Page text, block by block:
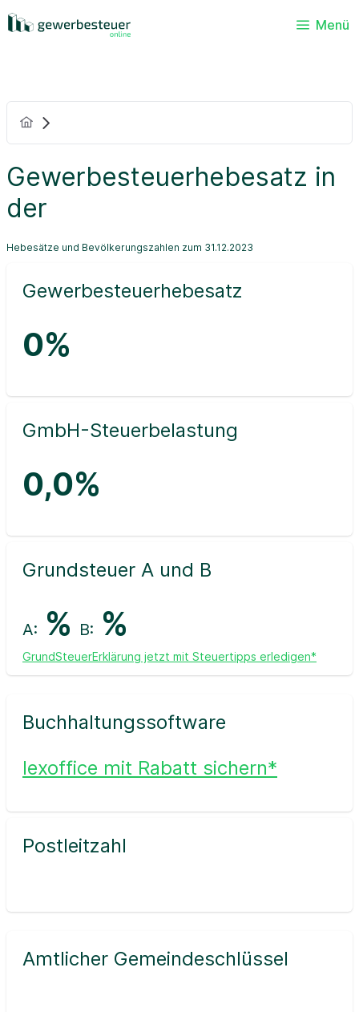
Menü
Gewerbesteuerhebesatz in
der
Hebesätze und Bevölkerungszahlen zum 31.12.2023
Gewerbesteuerhebesatz
0%
GmbH-Steuerbelastung
0,0%
Grundsteuer A und B
A: % B: %
GrundSteuerErklärung jetzt mit Steuertipps erledigen*
Buchhaltungssoftware
lexoffice mit Rabatt sichern*
Postleitzahl
Amtlicher Gemeindeschlüssel